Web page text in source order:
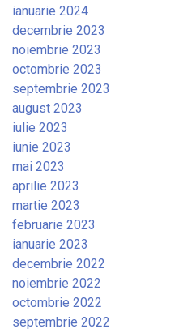
ianuarie 2024
decembrie 2023
noiembrie 2023
octombrie 2023
septembrie 2023
august 2023
iulie 2023
iunie 2023
mai 2023
aprilie 2023
martie 2023
februarie 2023
ianuarie 2023
decembrie 2022
noiembrie 2022
octombrie 2022
septembrie 2022